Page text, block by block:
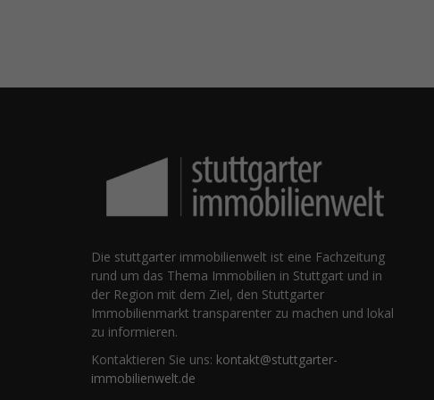
Die stuttgarter immobilienwelt ist eine Fachzeitung
rund um das Thema Immobilien in Stuttgart und in
der Region mit dem Ziel, den Stuttgarter
Immobilienmarkt transparenter zu machen und lokal
zu informieren.
Kontaktieren Sie uns: kontakt@stuttgarter-
immobilienwelt.de